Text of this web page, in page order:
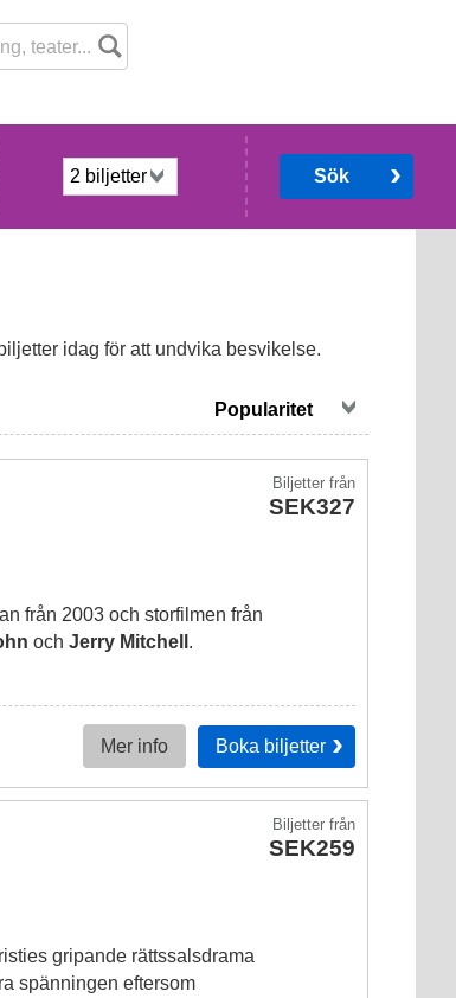
Sök
idag för att undvika besvikelse.
Biljetterfrån
SEK327
från 2003 och storfilmen från
och Jerry Mitchell .
Mer info Boka biljetter
Biljetterfrån
SEK259
gripande rättssalsdrama
spänningen eftersom